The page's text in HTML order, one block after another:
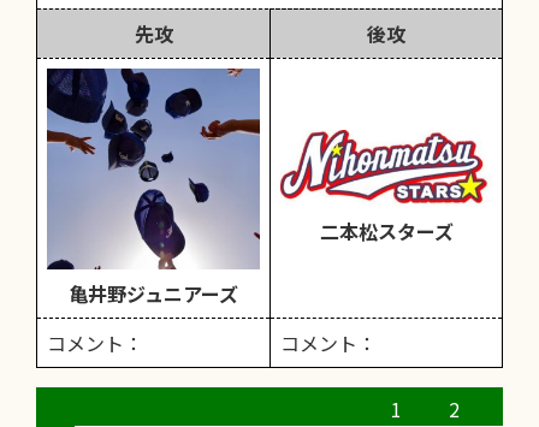
先攻 後攻
亀井野ジュニアーズ
二本松スターズ
コメント： コメント：